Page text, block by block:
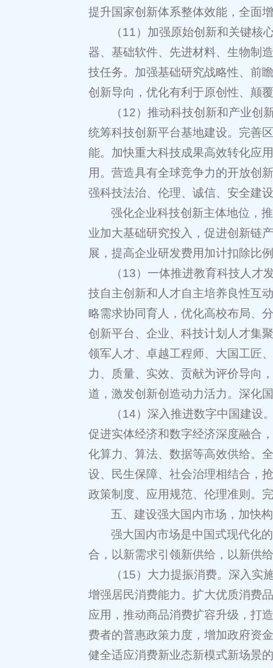
提升国家创新体系整体效能，全面
（11）加强原始创新和关键
器、基础软件、先进材料、生物制
技任务。加强基础研究战略性、前
创新导向，优化有利于原创性、颠
（12）推动科技创新和产业
统筹科技创新平台基地建设。完善
能。加快重大科技成果高效转化应
用。营造具有全球竞争力的开放创
强科技法治、伦理、诚信、安全建
强化企业科技创新主体地位，
业加大基础研究投入，促进创新链
展，提高企业研发费用加计扣除比
（13）一体推进教育科技人
技自主创新和人才自主培养良性互
略需求协同育人，优化高校布局、
创新平台、企业、科技计划人才集
领军人才、卓越工程师、大国工匠
力、质量、实效、贡献为评价导向
道，激发创新创造动力活力。深化
（14）深入推进数字中国建
促进实体经济和数字经济深度融合
化算力、算法、数据等高效供给。
设、民生保障、社会治理相结合，
政策制度、应用规范、伦理准则。
五、建设强大国内市场，加快
强大国内市场是中国式现代化
合，以新需求引领新供给，以新供
（15）大力提振消费。深入
增强居民消费能力。扩大优质消费
应用，推动商品消费扩容升级，打
费者的普惠政策力度，增加政府资
健全适应消费新业态新模式新场景